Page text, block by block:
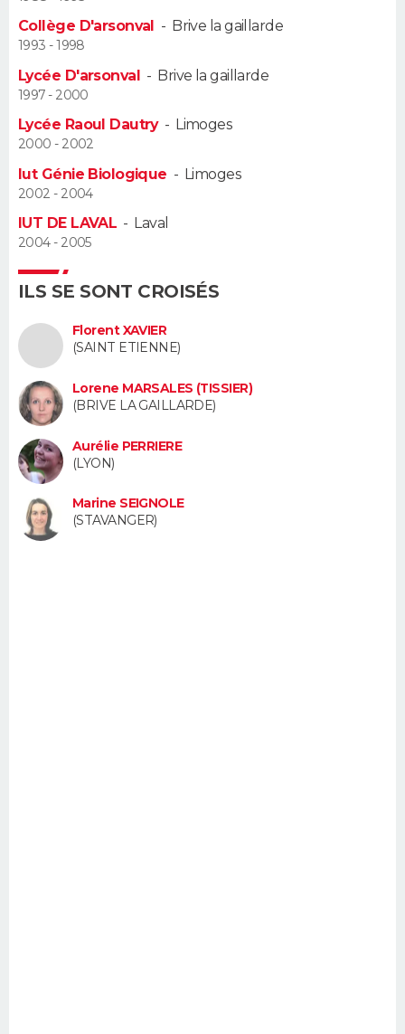
Alimentation
Guide de la santé
Maladies
Médicaments
Sommeil
VOYAGE
Destinations
City break
Voyage nature
Voyage de noces
Forum
Climat
+
PHOTO
GUIDES D'ACHAT
BONS PLANS
Carte de Noël
Carte Bonne année
Carte Saint-Valentin
Carte Pâques
Carte d'anniversaire
Dictionnaire
Biographies
Citations
Expressions
Proverbes
PROGRAMME TV
COPAINS D'AVANT
S'inscrire
Se connecter
Lycées
Collèges
Primaires
Universités
Entreprises
Service militaire
Avis de recherche
AVIS DE DÉCÈS
FORUM
Bricolage
Lifestyle
Culture
Sport
Auto
Television
Voyage
Cinema
Collège D'arsonval - Brive la gaillarde
1993 - 1998
Lycée D'arsonval - Brive la gaillarde
1997 - 2000
Lycée Raoul Dautry- Limoges
2000 - 2002
Iut Génie Biologique - Limoges
2002 - 2004
IUT DE LAVAL - Laval
2004 - 2005
ILS SE SONT CROISÉS
Florent XAVIER
(SAINT ETIENNE)
Lorene MARSALES (TISSIER)
(BRIVE LA GAILLARDE)
Aurélie PERRIERE
(LYON)
Marine SEIGNOLE
(STAVANGER)